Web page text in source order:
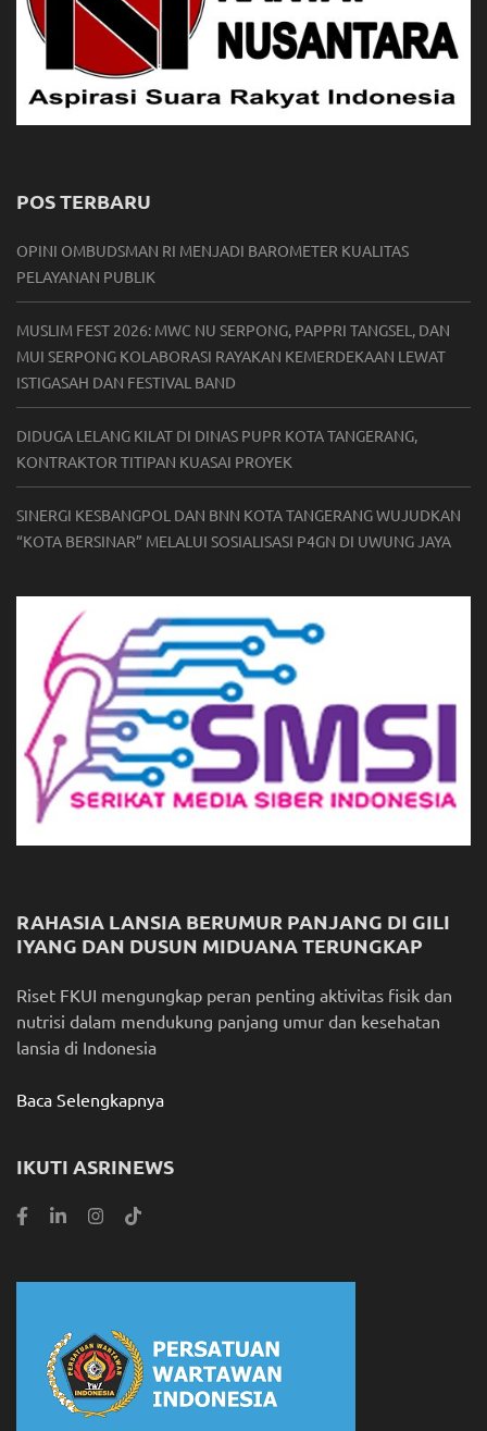
POS TERBARU
OPINI OMBUDSMAN RI MENJADI BAROMETER KUALITAS
PELAYANAN PUBLIK
MUSLIM FEST 2026: MWC NU SERPONG, PAPPRI TANGSEL, DAN
MUI SERPONG KOLABORASI RAYAKAN KEMERDEKAAN LEWAT
ISTIGASAH DAN FESTIVAL BAND
DIDUGA LELANG KILAT DI DINAS PUPR KOTA TANGERANG,
KONTRAKTOR TITIPAN KUASAI PROYEK
SINERGI KESBANGPOL DAN BNN KOTA TANGERANG WUJUDKAN
“KOTA BERSINAR” MELALUI SOSIALISASI P4GN DI UWUNG JAYA
RAHASIA LANSIA BERUMUR PANJANG DI GILI
IYANG DAN DUSUN MIDUANA TERUNGKAP
Riset FKUI mengungkap peran penting aktivitas fisik dan
nutrisi dalam mendukung panjang umur dan kesehatan
lansia di Indonesia
Baca Selengkapnya
IKUTI ASRINEWS